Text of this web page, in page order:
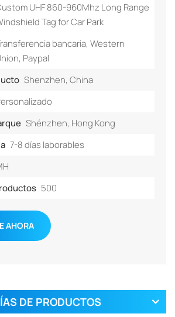
UHF 860-960Mhz Long Range
Tag for Car Park
bancaria, Western
Paypal
Shenzhen, China
Shénzhen, Hong Kong
7-8 días laborables
500
AHORA
DE PRODUCTOS